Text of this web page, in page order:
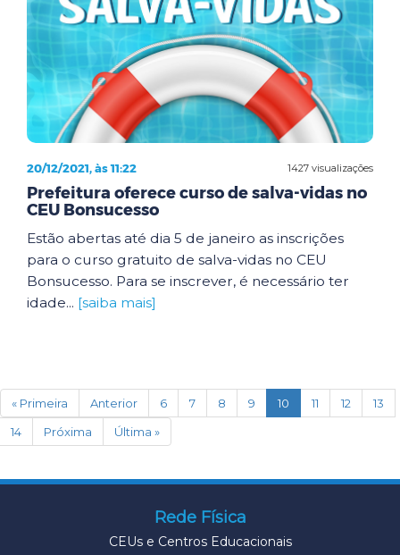
1427 visualizações
20/12/2021, às 11:22
Prefeitura oferece curso de salva-vidas no
CEU Bonsucesso
Estão abertas até dia 5 de janeiro as inscrições
para o curso gratuito de salva-vidas no CEU
Bonsucesso. Para se inscrever, é necessário ter
idade... [saiba mais]
« Primeira Anterior 6 7 8 9 10 (current)
11 12
13
14
Próxima Última »
Rede Física
CEUs e Centros Educacionais